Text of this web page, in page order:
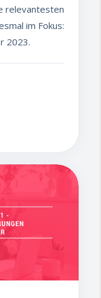
relevantesten
im Fokus:
2023.